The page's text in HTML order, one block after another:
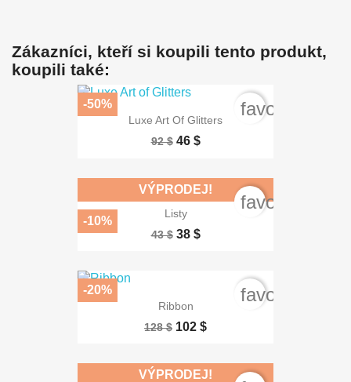
Zákazníci, kteří si koupili tento produkt,
koupili také:
Luxe Art Of Glitters
92 $ 46 $
-50%
Listy
43 $ 38 $
VÝPRODEJ!
-10%
Ribbon
128 $ 102 $
-20%
VÝPRODEJ!